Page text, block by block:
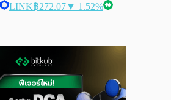
LINK฿272.07▼ 1.52%